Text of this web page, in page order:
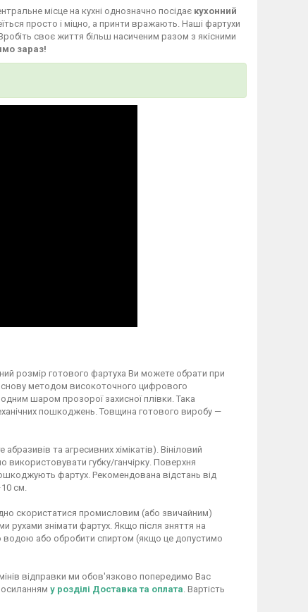
місце на кухні однозначно посідає кухонний
просто і міцно, а принти вражають. Наші фартухи
своє життя більш насиченим разом з якісними
зараз!
розмір готового фартуха Ви можете обрати при
методом високоточного цифрового
шаром прозорої захисної плівки. Така
пошкоджень. Товщина готового виробу —
та агресивних хімікатів). Вініловий
губку/ганчірку. Поверхня
фартух. Рекомендована відстань від
см.
скористатися промисловим (або звичайним)
рухами знімати фартух. Якщо після зняття на
або обробити спиртом (якщо це допустимо
відправки ми обов'язково попередимо Вас
у розділі Доставка та оплата . Вартість